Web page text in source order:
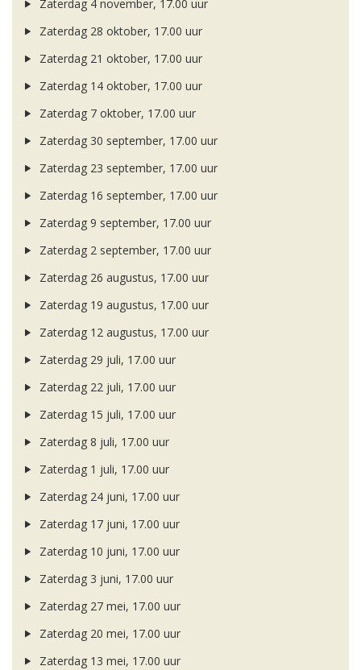
Zaterdag 4 november, 17.00 uur
Zaterdag 28 oktober, 17.00 uur
Zaterdag 21 oktober, 17.00 uur
Zaterdag 14 oktober, 17.00 uur
Zaterdag 7 oktober, 17.00 uur
Zaterdag 30 september, 17.00 uur
Zaterdag 23 september, 17.00 uur
Zaterdag 16 september, 17.00 uur
Zaterdag 9 september, 17.00 uur
Zaterdag 2 september, 17.00 uur
Zaterdag 26 augustus, 17.00 uur
Zaterdag 19 augustus, 17.00 uur
Zaterdag 12 augustus, 17.00 uur
Zaterdag 29 juli, 17.00 uur
Zaterdag 22 juli, 17.00 uur
Zaterdag 15 juli, 17.00 uur
Zaterdag 8 juli, 17.00 uur
Zaterdag 1 juli, 17.00 uur
Zaterdag 24 juni, 17.00 uur
Zaterdag 17 juni, 17.00 uur
Zaterdag 10 juni, 17.00 uur
Zaterdag 3 juni, 17.00 uur
Zaterdag 27 mei, 17.00 uur
Zaterdag 20 mei, 17.00 uur
Zaterdag 13 mei, 17.00 uur